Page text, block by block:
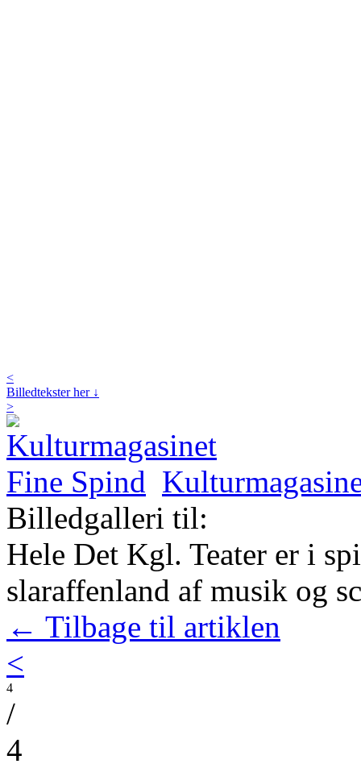
<
Billedtekster her ↓
>
Billedgalleri til:
Hele Det Kgl. Teater er i
slaraffenland af musik og
← Tilbage til artiklen
<
4
/
4